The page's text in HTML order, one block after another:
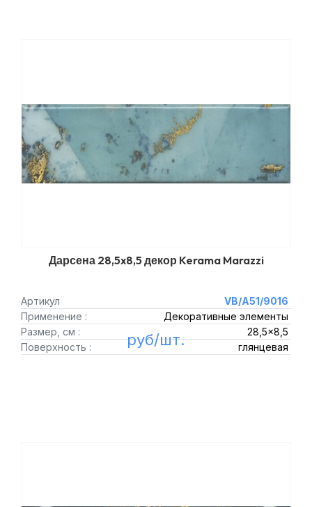
Дарсена 28,5x8,5 декор Kerama Marazzi
Артикул
VB/A51/9016
Применение :
Декоративные элементы
Размер, см :
28,5x8,5
Поверхность :
глянцевая
руб/шт.